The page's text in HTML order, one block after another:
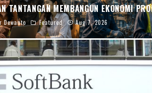
TANTANGAN MEMBANGUN EKONOMI
Featured Aug 7, 2026